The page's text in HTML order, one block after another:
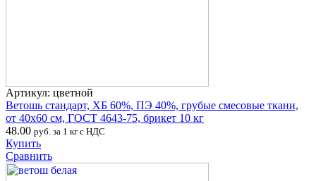
Артикул: цветной
Ветошь стандарт, ХБ 60%, ПЭ 40%, грубые смесовые ткани,
от 40х60 см, ГОСТ 4643-75, брикет 10 кг
48.00 руб. за 1 кг с НДС
Купить
Сравнить